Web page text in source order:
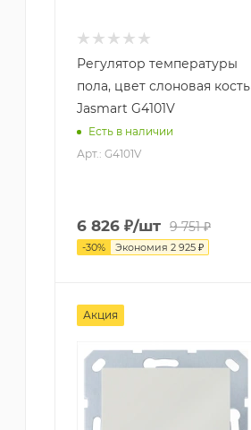
Регулятор температуры
пола, цвет слоновая кость
Jasmart G4101V
Есть в наличии
Арт.: G4101V
6 826 ₽/шт 9 751₽
-30% Экономия 2 925 ₽
Акция